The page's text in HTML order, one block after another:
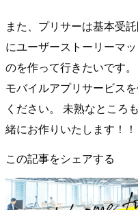
また、プリサーは基本受
にユーザーストーリーマ
のを作って行きたいです
モバイルアプリサービス
ください。 未熟なところ
緒にお作りいたします！！
この記事をシェアする